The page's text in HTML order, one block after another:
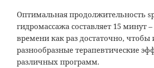
Оптимальная продолжительность
гидромассажа составляет 15 минут –
времени как раз достаточно, чтобы
разнообразные терапевтические
различных программ.